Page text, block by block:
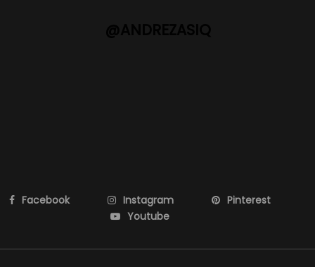
Facebook Instagram
Pinterest
Youtube